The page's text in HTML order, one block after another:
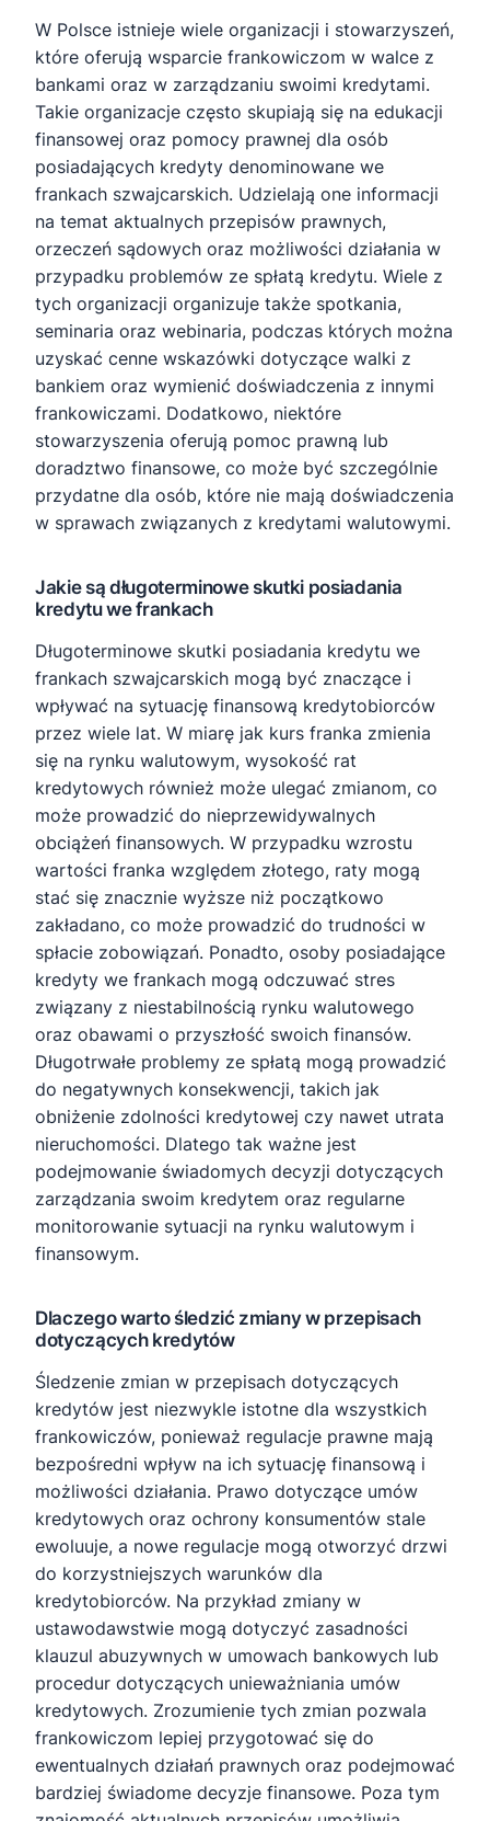
W Polsce istnieje wiele organizacji i stowarzyszeń,
które oferują wsparcie frankowiczom w walce z
bankami oraz w zarządzaniu swoimi kredytami.
Takie organizacje często skupiają się na edukacji
finansowej oraz pomocy prawnej dla osób
posiadających kredyty denominowane we
frankach szwajcarskich. Udzielają one informacji
na temat aktualnych przepisów prawnych,
orzeczeń sądowych oraz możliwości działania w
przypadku problemów ze spłatą kredytu. Wiele z
tych organizacji organizuje także spotkania,
seminaria oraz webinaria, podczas których można
uzyskać cenne wskazówki dotyczące walki z
bankiem oraz wymienić doświadczenia z innymi
frankowiczami. Dodatkowo, niektóre
stowarzyszenia oferują pomoc prawną lub
doradztwo finansowe, co może być szczególnie
przydatne dla osób, które nie mają doświadczenia
w sprawach związanych z kredytami walutowymi.
Jakie są długoterminowe skutki posiadania
kredytu we frankach
Długoterminowe skutki posiadania kredytu we
frankach szwajcarskich mogą być znaczące i
wpływać na sytuację finansową kredytobiorców
przez wiele lat. W miarę jak kurs franka zmienia
się na rynku walutowym, wysokość rat
kredytowych również może ulegać zmianom, co
może prowadzić do nieprzewidywalnych
obciążeń finansowych. W przypadku wzrostu
wartości franka względem złotego, raty mogą
stać się znacznie wyższe niż początkowo
zakładano, co może prowadzić do trudności w
spłacie zobowiązań. Ponadto, osoby posiadające
kredyty we frankach mogą odczuwać stres
związany z niestabilnością rynku walutowego
oraz obawami o przyszłość swoich finansów.
Długotrwałe problemy ze spłatą mogą prowadzić
do negatywnych konsekwencji, takich jak
obniżenie zdolności kredytowej czy nawet utrata
nieruchomości. Dlatego tak ważne jest
podejmowanie świadomych decyzji dotyczących
zarządzania swoim kredytem oraz regularne
monitorowanie sytuacji na rynku walutowym i
finansowym.
Dlaczego warto śledzić zmiany w przepisach
dotyczących kredytów
Śledzenie zmian w przepisach dotyczących
kredytów jest niezwykle istotne dla wszystkich
frankowiczów, ponieważ regulacje prawne mają
bezpośredni wpływ na ich sytuację finansową i
możliwości działania. Prawo dotyczące umów
kredytowych oraz ochrony konsumentów stale
ewoluuje, a nowe regulacje mogą otworzyć drzwi
do korzystniejszych warunków dla
kredytobiorców. Na przykład zmiany w
ustawodawstwie mogą dotyczyć zasadności
klauzul abuzywnych w umowach bankowych lub
procedur dotyczących unieważniania umów
kredytowych. Zrozumienie tych zmian pozwala
frankowiczom lepiej przygotować się do
ewentualnych działań prawnych oraz podejmować
bardziej świadome decyzje finansowe. Poza tym